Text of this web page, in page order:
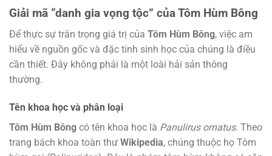
Giải mã “danh gia vọng tộc” của Tôm Hùm Bông
Để thực sự trân trọng giá trị của Tôm Hùm Bông, việc am
hiểu về nguồn gốc và đặc tính sinh học của chúng là điều
cần thiết. Đây không phải là một loài hải sản thông
thường.
Tên khoa học và phân loại
Tôm Hùm Bông có tên khoa học là Panulirus ornatus. Theo
trang bách khoa toàn thư Wikipedia, chúng thuộc họ Tôm